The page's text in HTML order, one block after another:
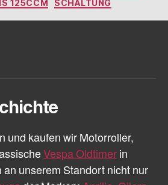
125CCM
SCHALTUNG
und kaufen wir Motorroller,
Vespa Oldtimer in
an unserem Standort nicht nur